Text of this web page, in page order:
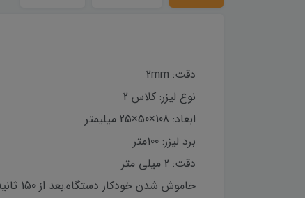
دقت: 2mm
نوع لیزر: کلاس 2
ابعاد: 108×50×25 میلیمتر
برد لیزر: 100متر
دقت: 2 میلی متر
خاموش شدن خودکار دستگاه:بعد از 150 ثانیه